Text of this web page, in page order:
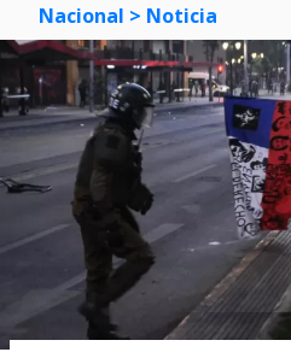
Nacional > Noticia